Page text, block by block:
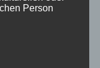
Michael
an
Person